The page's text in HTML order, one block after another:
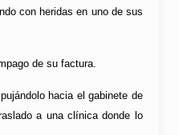
con heridas en uno de sus
de su factura.
hacia el gabinete de
a una clínica donde lo